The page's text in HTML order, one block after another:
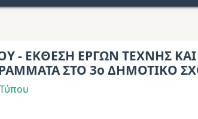
- ΕΚΘΕΣΗ ΕΡΓΩΝ ΤΕΧΝΗΣ ΚΑΙ
ΣΤΟ 3ο ΔΗΜΟΤΙΚΟ